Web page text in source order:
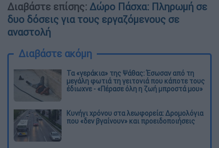
Διαβάστε επίσης: Δώρο Πάσχα: Πληρωμή σε
δυο δόσεις για τους εργαζόμενους σε
αναστολή
Διαβάστε ακόμη
Τα «γεράκια» της Ψάθας: Έσωσαν από τη
μεγάλη φωτιά τη γειτονιά που κάποτε τους
έδιωχνε - «Πέρασε όλη η ζωή μπροστά μου»
Κυνήγι χρόνου στα λεωφορεία: Δρομολόγια
που «δεν βγαίνουν» και προειδοποιήσεις